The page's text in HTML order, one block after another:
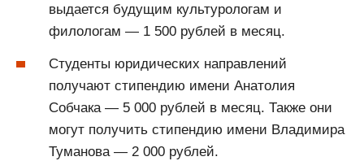
выдается будущим культурологам и
филологам — 1 500 рублей в месяц.
Студенты юридических направлений
получают стипендию имени Анатолия
Собчака — 5 000 рублей в месяц. Также они
могут получить стипендию имени Владимира
Туманова — 2 000 рублей.